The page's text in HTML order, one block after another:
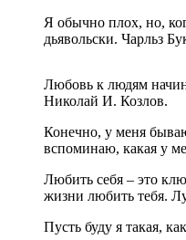
Я обычно плох, но,
дьявольски. Чарльз
Любовь к людям
Николай И. Козлов.
Конечно, у меня
вспоминаю, какая у
Любить себя – это
жизни любить тебя.
Пусть буду я такая,